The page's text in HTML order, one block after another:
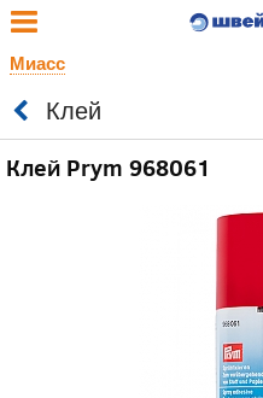
Миасс
Клей
Клей Prym 968061